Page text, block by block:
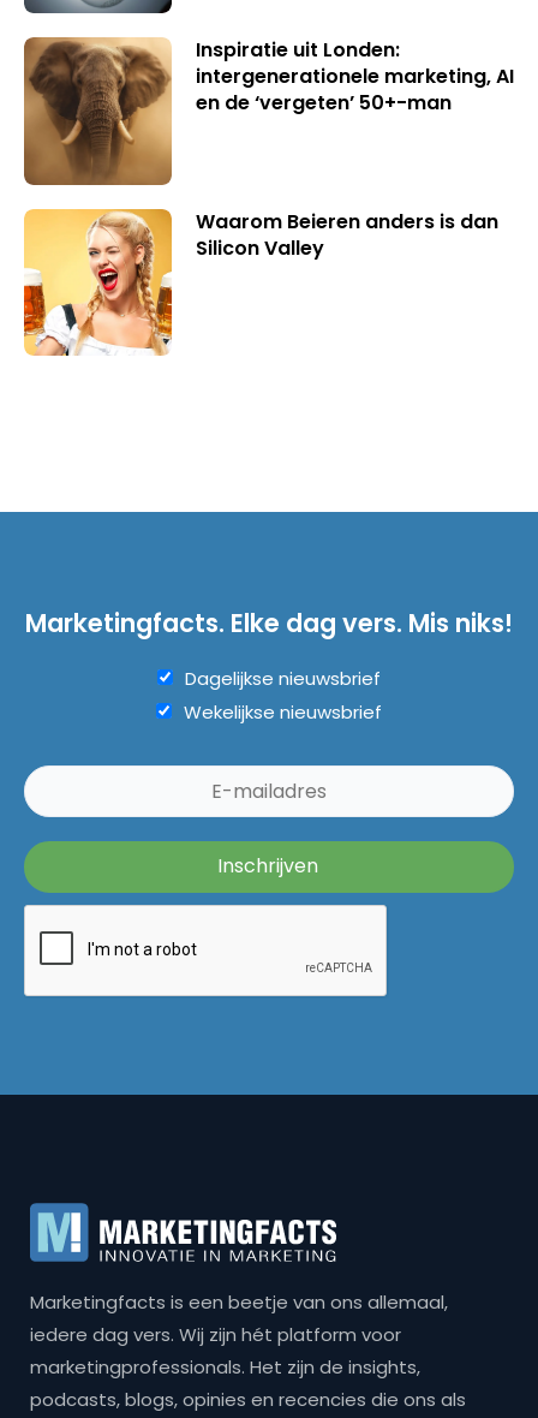
Inspiratie uit Londen:
intergenerationele marketing, AI
en de ‘vergeten’ 50+-man
Waarom Beieren anders is dan
Silicon Valley
Marketingfacts. Elke dag vers. Mis niks!
Dagelijkse nieuwsbrief
Wekelijkse nieuwsbrief
Marketingfacts is een beetje van ons allemaal,
iedere dag vers. Wij zijn hét platform voor
marketingprofessionals. Het zijn de insights,
podcasts, blogs, opinies en recencies die ons als